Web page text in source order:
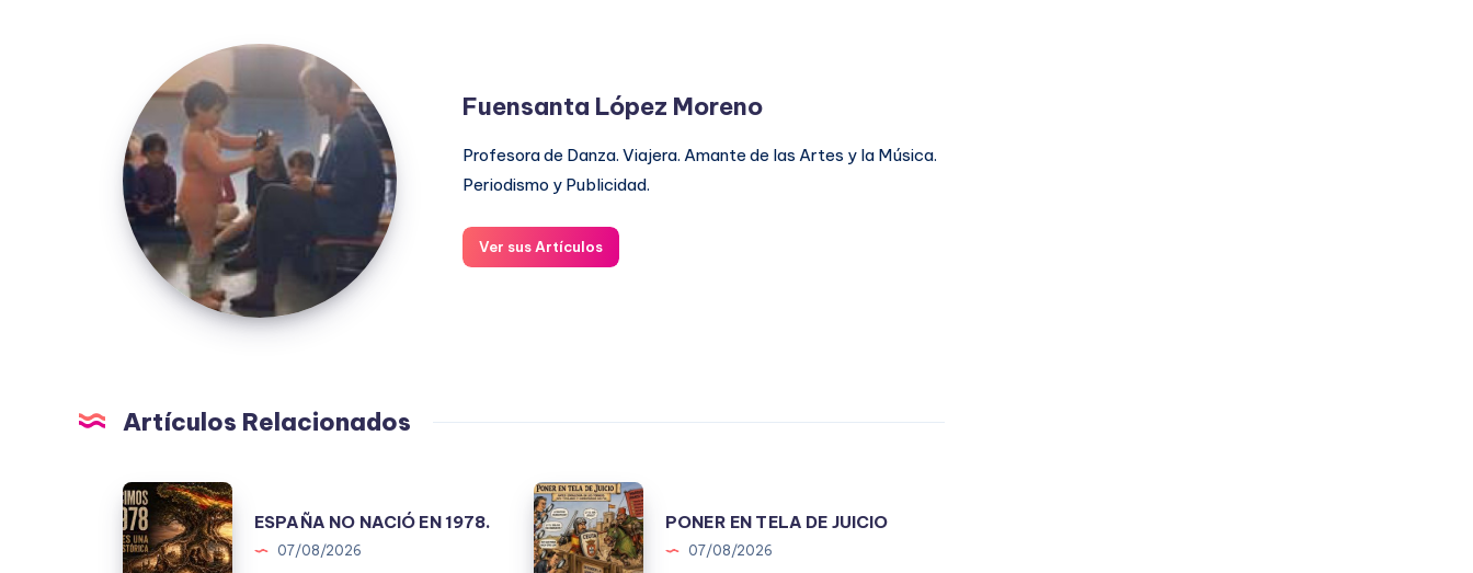
Fuensanta
López
Moreno
Fuensanta López Moreno
Profesora de Danza. Viajera. Amante de las Artes y la Música.
Periodismo y Publicidad.
Ver sus Artículos
Artículos Relacionados
ESPAÑA
NO
NACIÓ
ESPAÑA NO NACIÓ EN 1978.
07/08/2026
PONER
EN
TELA
PONER EN TELA DE JUICIO
07/08/2026